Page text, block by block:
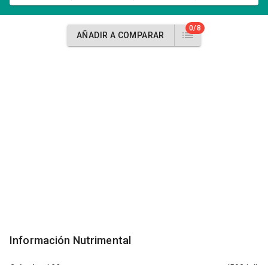
AÑADIR A COMPARAR
0/8
Información Nutrimental